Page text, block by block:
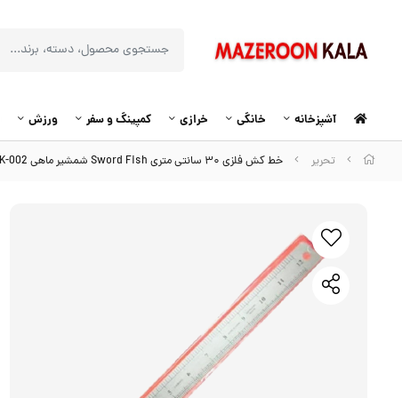
آشپزخانه خانگی خرازی کمپینگ و سفر ورزش
تحریر خط کش فلزی ۳۰ سانتی متری Sword Fish شمشیر ماهی OKK-002